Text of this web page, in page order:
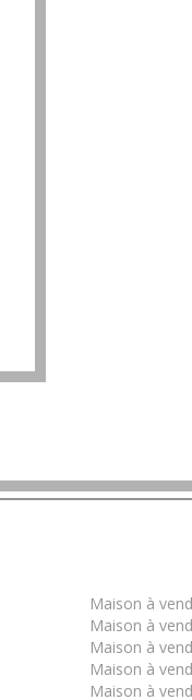
Maison à
Maison à
Maison à
Maison à
Maison à